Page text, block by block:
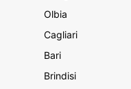
Olbia
Cagliari
Bari
Brindisi